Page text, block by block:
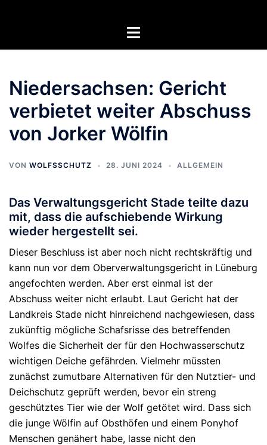
Menü
Niedersachsen: Gericht
verbietet weiter Abschuss
von Jorker Wölfin
VON WOLFSSCHUTZ 28. JUNI 2024 ALLGEMEIN
Das Verwaltungsgericht Stade teilte dazu
mit, dass die aufschiebende Wirkung
wieder hergestellt sei.
Dieser Beschluss ist aber noch nicht rechtskräftig und
kann nun vor dem Oberverwaltungsgericht in Lüneburg
angefochten werden. Aber erst einmal ist der
Abschuss weiter nicht erlaubt. Laut Gericht hat der
Landkreis Stade nicht hinreichend nachgewiesen, dass
zukünftig mögliche Schafsrisse des betreffenden
Wolfes die Sicherheit der für den Hochwasserschutz
wichtigen Deiche gefährden. Vielmehr müssten
zunächst zumutbare Alternativen für den Nutztier- und
Deichschutz geprüft werden, bevor ein streng
geschütztes Tier wie der Wolf getötet wird. Dass sich
die junge Wölfin auf Obsthöfen und einem Ponyhof
Menschen genähert habe, lasse nicht den